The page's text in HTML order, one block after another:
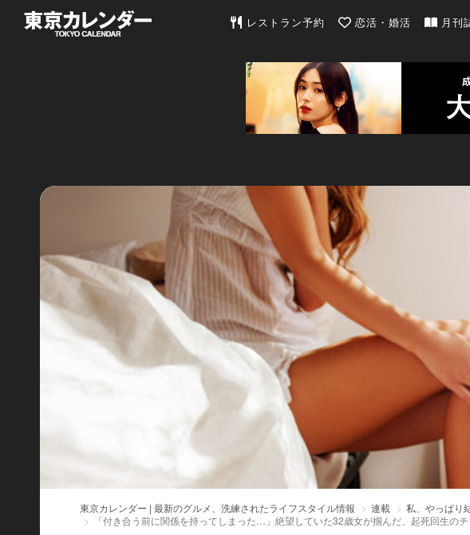
東京カレンダー | 最新のグルメ、洗練された
レストラン予約 恋活・婚活 月刊
東京カレンダー | 最新のグルメ、洗練されたライフスタイル情報 連載
私、やっぱり
「付き合う前に関係を持ってしまった…」絶望していた32歳女が掴んだ、起死回生のチ